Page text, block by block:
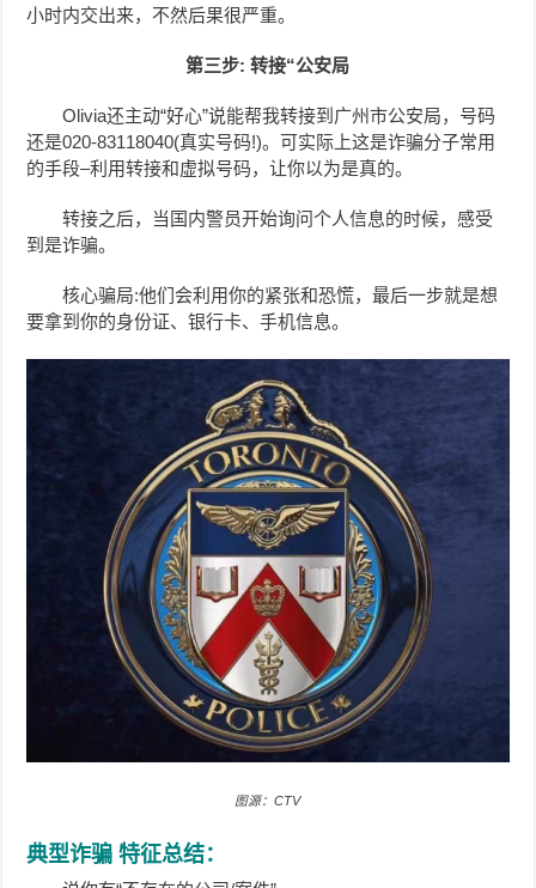
小时内交出来，不然后果很严重。
第三步: 转接“公安局
Olivia还主动“好心”说能帮我转接到广州市公安局，号码
还是020-83118040(真实号码!)。可实际上这是诈骗分子常用
的手段–利用转接和虚拟号码，让你以为是真的。
转接之后，当国内警员开始询问个人信息的时候，感受
到是诈骗。
核心骗局:他们会利用你的紧张和恐慌，最后一步就是想
要拿到你的身份证、银行卡、手机信息。
图源：CTV
典型诈骗 特征总结：